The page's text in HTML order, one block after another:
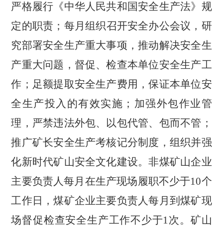
严格履行《中华人民共和国安全生产法》规
定的职责；每月组织召开安全办公会议，研
究部署安全生产重大事项，推动解决安全生
产重大问题，督促、检查本单位安全生产工
作；足额提取安全生产费用，保证本单位安
全生产投入的有效实施；加强外包作业管
理，严禁违法外包、以包代管、包而不管；
推广矿长安全生产考核记分制度，组织并强
化新时代矿山安全文化建设。非煤矿山企业
主要负责人每月在生产现场履职不少于10个
工作日，煤矿企业主要负责人每月到煤矿现
场督促检查安全生产工作不少于1次。矿山